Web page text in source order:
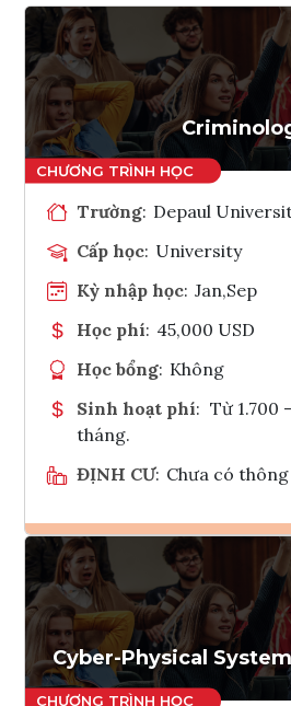
Trường: Depaul
Cấp học: University
Kỳ nhập học: Jan,Sep
Học phí: 45,000 USD
Học bổng: Không
Sinh hoạt phí: Từ 1.700
tháng.
ĐỊNH CƯ: Chưa có
Ghi
Cyber-Physical